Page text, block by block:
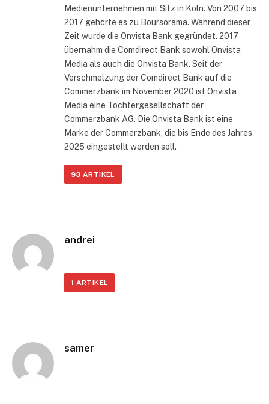
Medienunternehmen mit Sitz in Köln. Von 2007 bis
2017 gehörte es zu Boursorama. Während dieser
Zeit wurde die Onvista Bank gegründet. 2017
übernahm die Comdirect Bank sowohl Onvista
Media als auch die Onvista Bank. Seit der
Verschmelzung der Comdirect Bank auf die
Commerzbank im November 2020 ist Onvista
Media eine Tochtergesellschaft der
Commerzbank AG. Die Onvista Bank ist eine
Marke der Commerzbank, die bis Ende des Jahres
2025 eingestellt werden soll.
93 ARTIKEL
andrei
1 ARTIKEL
samer